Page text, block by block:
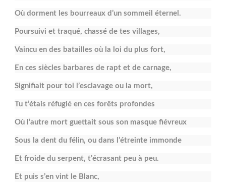
Où dorment les bourreaux d’un sommeil éternel.
Poursuivi et traqué, chassé de tes villages,
Vaincu en des batailles où la loi du plus fort,
En ces siècles barbares de rapt et de carnage,
Signifiait pour toi l’esclavage ou la mort,
Tu t’étais réfugié en ces forêts profondes
Où l’autre mort guettait sous son masque fiévreux
Sous la dent du félin, ou dans l’étreinte immonde
Et froide du serpent, t’écrasant peu à peu.
Et puis s’en vint le Blanc,